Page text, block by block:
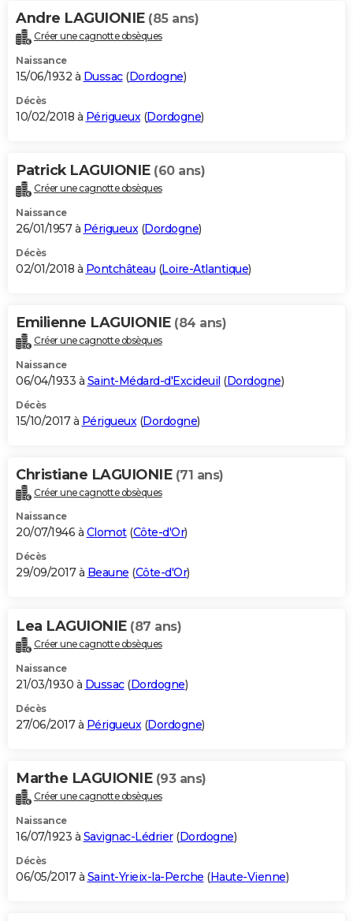
Andre LAGUIONIE (85 ans)
Créer une cagnotte obsèques
Naissance
15/06/1932 à Dussac(Dordogne)
Décès
10/02/2018 à Périgueux(Dordogne)
Patrick LAGUIONIE (60 ans)
Créer une cagnotte obsèques
Naissance
26/01/1957 à Périgueux(Dordogne)
Décès
02/01/2018 à Pontchâteau (Loire-Atlantique)
Emilienne LAGUIONIE (84 ans)
Créer une cagnotte obsèques
Naissance
06/04/1933 à Saint-Médard-d'Excideuil (Dordogne)
Décès
15/10/2017 à Périgueux (Dordogne)
Christiane LAGUIONIE (71 ans)
Créer une cagnotte obsèques
Naissance
20/07/1946 à Clomot(Côte-d'Or)
Décès
29/09/2017 à Beaune (Côte-d'Or)
Lea LAGUIONIE (87 ans)
Créer une cagnotte obsèques
Naissance
21/03/1930 à Dussac(Dordogne)
Décès
27/06/2017 à Périgueux(Dordogne)
Marthe LAGUIONIE (93 ans)
Créer une cagnotte obsèques
Naissance
16/07/1923 à Savignac-Lédrier(Dordogne)
Décès
06/05/2017 à Saint-Yrieix-la-Perche (Haute-Vienne)